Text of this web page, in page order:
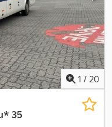
1 / 20
35